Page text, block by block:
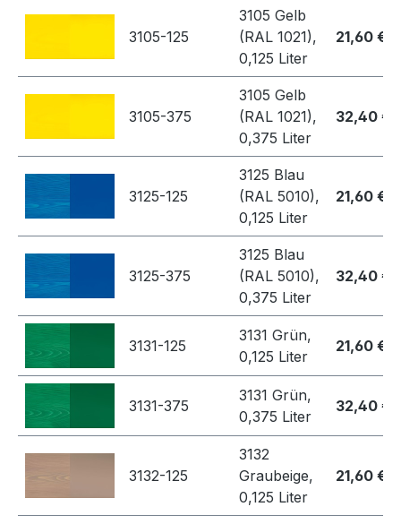
3105-125
3105 Gelb
(RAL 1021),
0,125 Liter
21,60 €
3105-375
3105 Gelb
(RAL 1021),
0,375 Liter
32,40 €
3125-125
3125 Blau
(RAL 5010),
0,125 Liter
21,60 €
3125-375
3125 Blau
(RAL 5010),
0,375 Liter
32,40 €
3131-125
3131 Grün,
0,125 Liter
21,60 €
3131-375
3131 Grün,
0,375 Liter
32,40 €
3132-125
3132
Graubeige,
0,125 Liter
21,60 €